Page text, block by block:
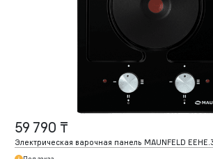
59 790 ₸
Электрическая варочная панель MAUNFELD